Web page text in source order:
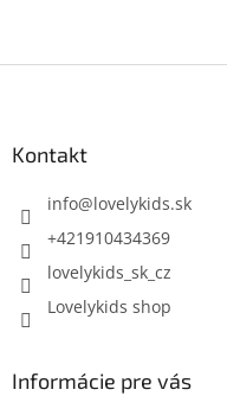
Kontakt
info@lovelykids.sk
+421910434369
lovelykids_sk_cz
Lovelykids shop
Informácie pre vás